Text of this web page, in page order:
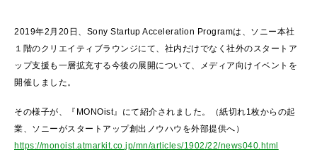
2019年2月20日、Sony Startup Acceleration Programは、ソニー本社
１階のクリエイティブラウンジにて、社内だけでなく社外のスタートア
ップ支援も一層拡充する今後の展開について、メディア向けイベントを
開催しました。
その様子が、『MONOist』にて紹介されました。（紙切れ1枚からの起
業、ソニーがスタートアップ創出ノウハウを外部提供へ）
https://monoist.atmarkit.co.jp/mn/articles/1902/22/news040.html